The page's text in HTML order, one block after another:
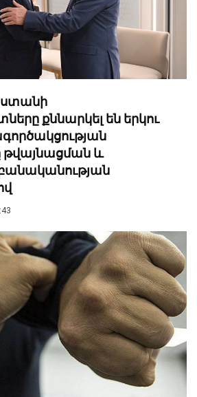
քննարկել են երկու
թվայնացման և